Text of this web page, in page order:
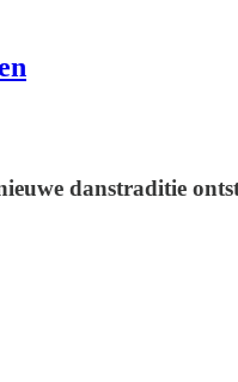
danstraditie